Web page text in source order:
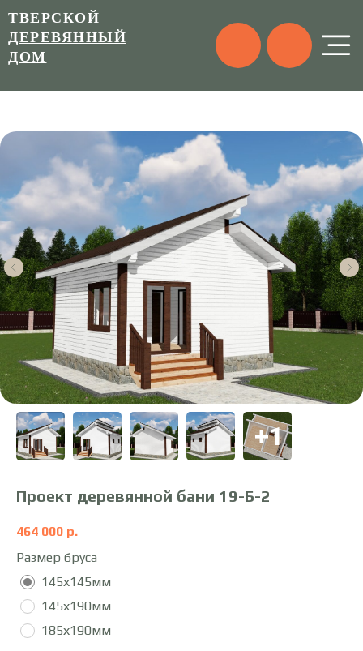
ТВЕРСКОЙ
ДЕРЕВЯННЫЙ
ДОМ
Проект деревянной бани 19-Б-2
464 000 р.
Размер бруса
145х145мм
145х190мм
185х190мм